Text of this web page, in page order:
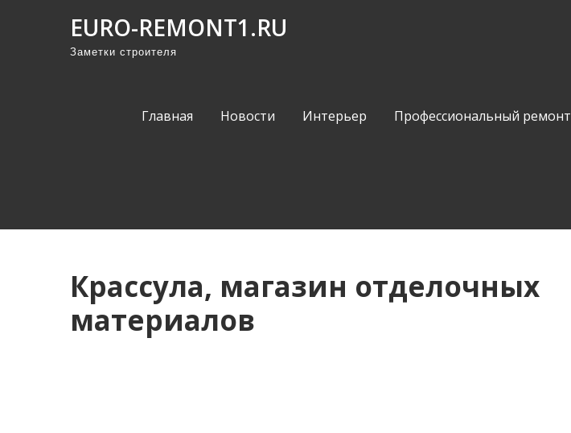
EURO-REMONT1.RU
Заметки строителя
Главная Новости Интерьер Профессиональный ремонт
Крассула, магазин отделочных
материалов